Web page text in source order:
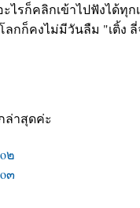
ไรก็คลิกเข้าไปฟังได้ทุก
ลกก็คงไม่มีวันลืม "เติ้ง
ล่าสุดค่ะ
๒
๓